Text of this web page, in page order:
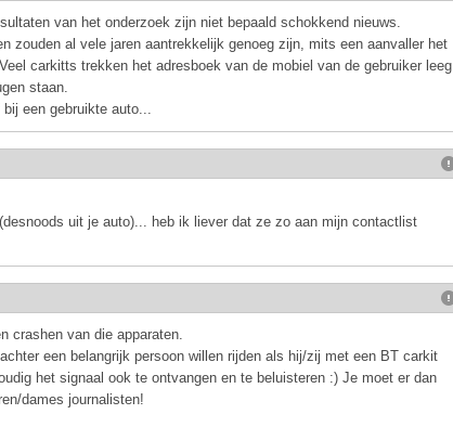
van het onderzoek zijn niet bepaald schokkend nieuws.
zouden al vele jaren aantrekkelijk genoeg zijn, mits een aanvaller het
carkitts trekken het adresboek van de mobiel van de gebruiker leeg
staan.
een gebruikte auto...
uit je auto)... heb ik liever dat ze zo aan mijn contactlist
crashen van die apparaten.
een belangrijk persoon willen rijden als hij/zij met een BT carkit
het signaal ook te ontvangen en te beluisteren :) Je moet er dan
dames journalisten!